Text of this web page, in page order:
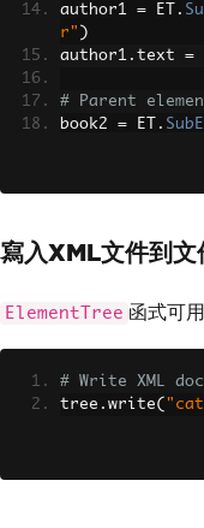
author1 = ET .
r" )
author1 . text =
# Parent
book2 = ET .
title2
= ET .
title2. text =
author2 = ET.
author2.text =
# Create
寫入XML文件到文
ElementTree 函式可
# Write XML
tree . write(